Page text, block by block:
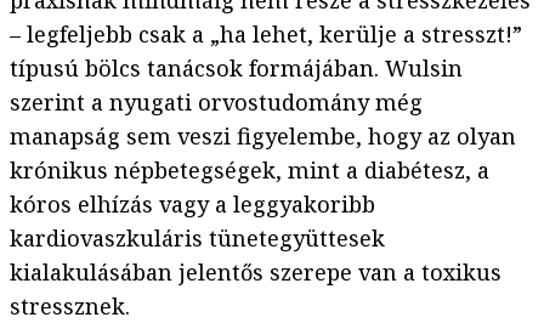
– legfeljebb csak a „ha lehet, kerülje a stresszt!”
típusú bölcs tanácsok formájában. Wulsin
szerint a nyugati orvostudomány még
manapság sem veszi figyelembe, hogy az olyan
krónikus népbetegségek, mint a diabétesz, a
kóros elhízás vagy a leggyakoribb
kardiovaszkuláris tünetegyüttesek
kialakulásában jelentős szerepe van a toxikus
stressznek.